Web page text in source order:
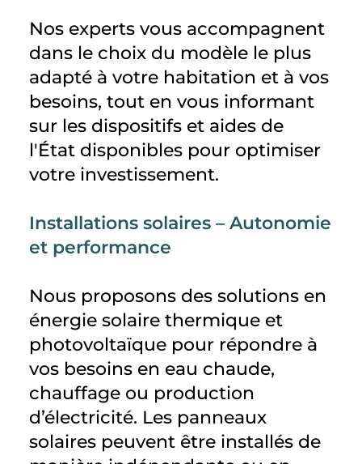
Nos experts vous accompagnent
dans le choix du modèle le plus
adapté à votre habitation et à vos
besoins, tout en vous informant
sur les dispositifs et aides de
l'État disponibles pour optimiser
votre investissement.
Installations solaires – Autonomie
et performance
Nous proposons des solutions en
énergie solaire thermique et
photovoltaïque pour répondre à
vos besoins en eau chaude,
chauffage ou production
d’électricité. Les panneaux
solaires peuvent être installés de